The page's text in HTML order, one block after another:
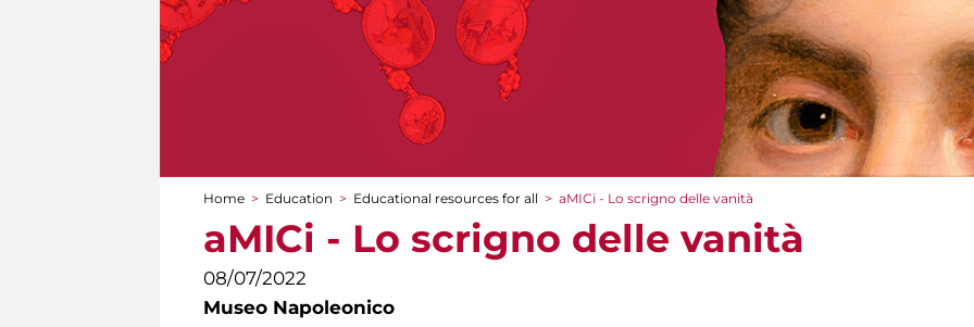
You are here
Home > Education > Educational resources for all > aMICi - Lo scrigno delle vanità
aMICi - Lo scrigno delle vanità
08/07/2022
Museo Napoleonico